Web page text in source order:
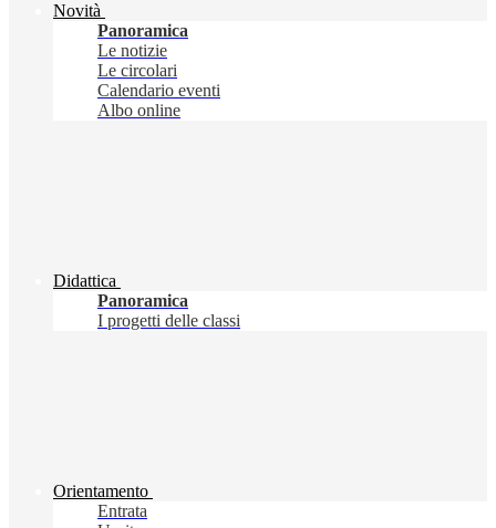
Novità
Panoramica
Le notizie
Le circolari
Calendario eventi
Albo online
Didattica
Panoramica
I progetti delle classi
Orientamento
Entrata